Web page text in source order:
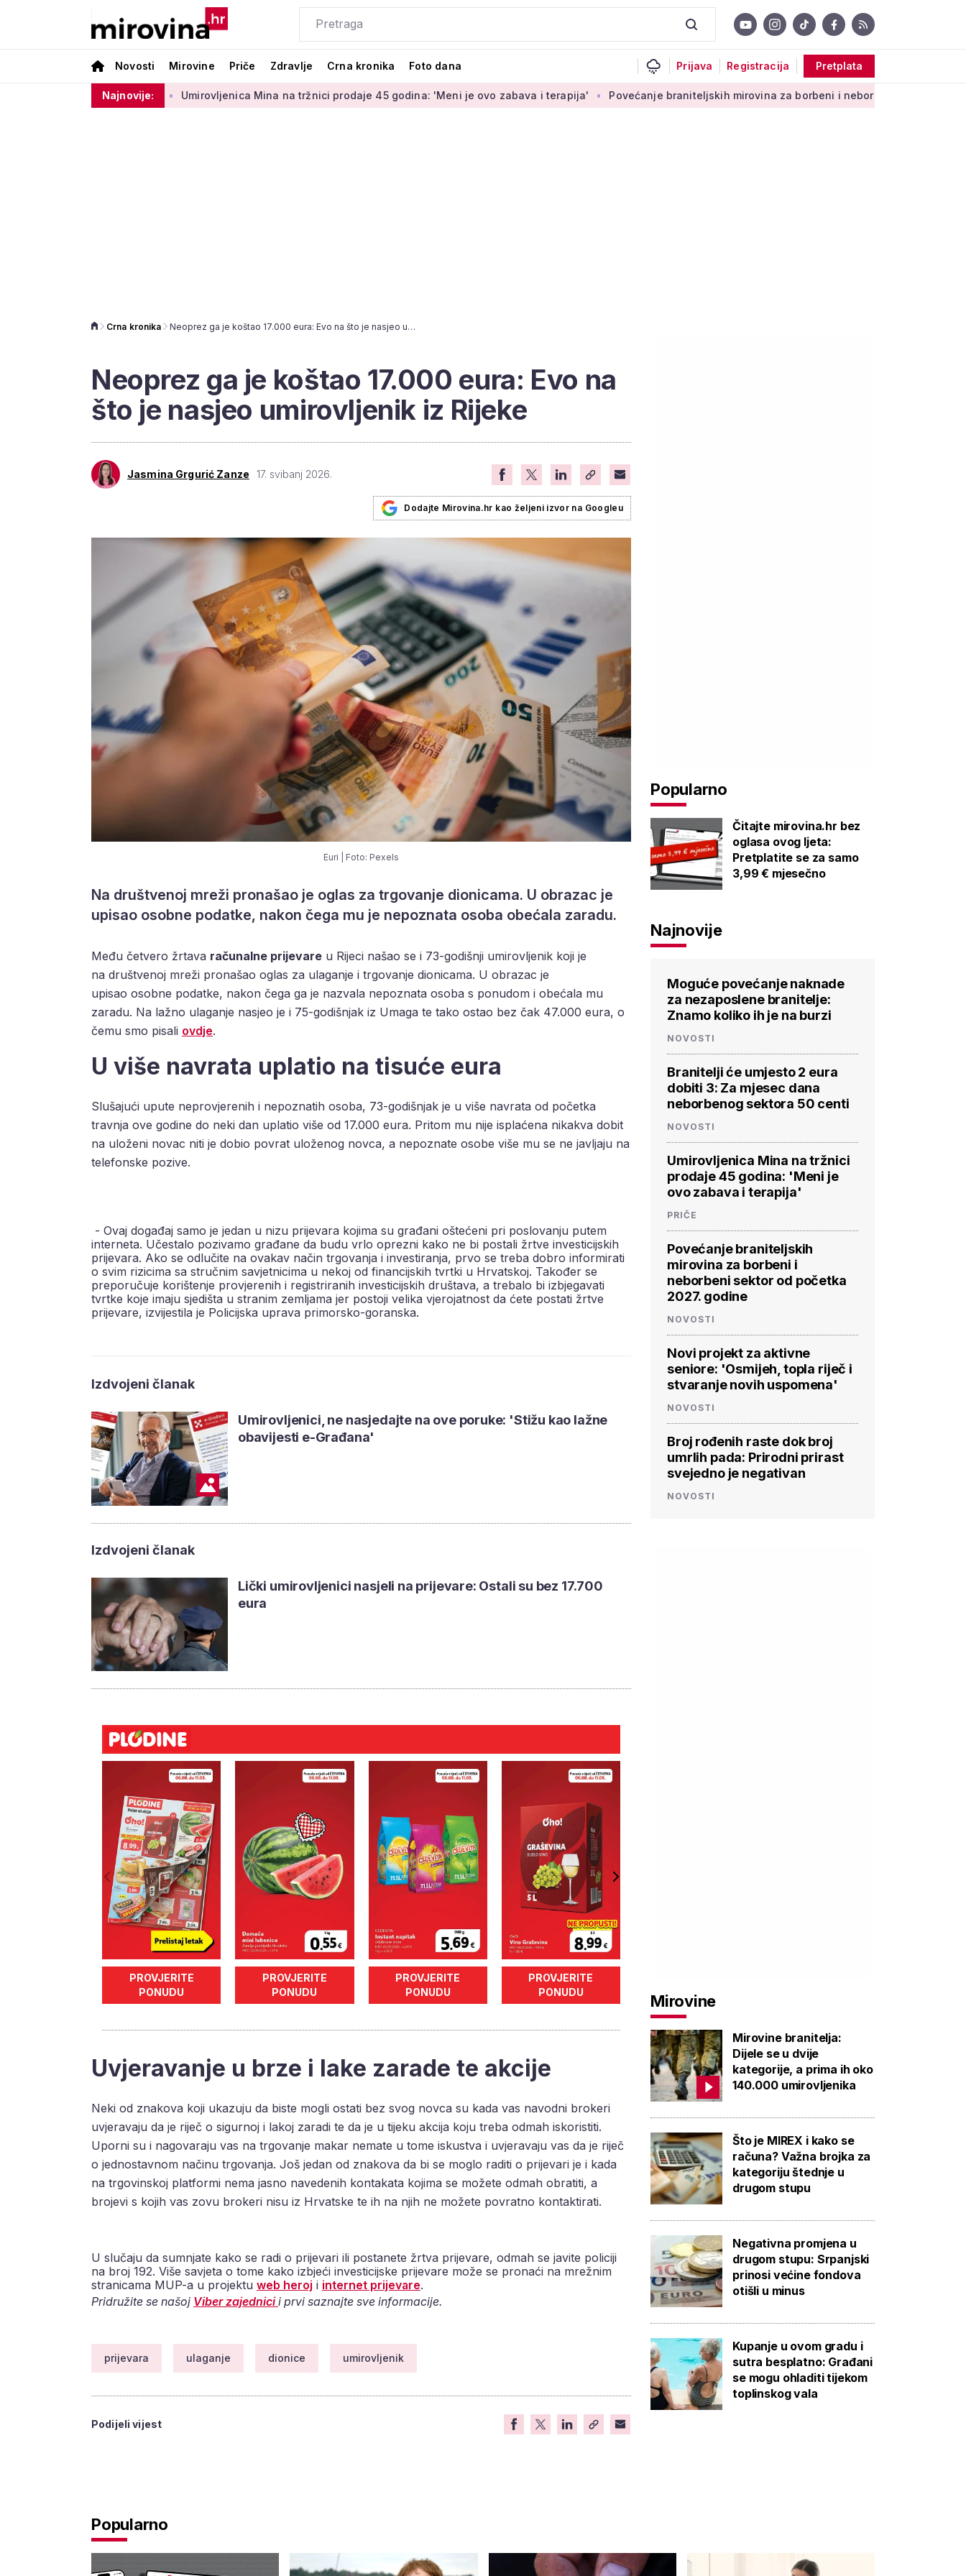
Novosti Mirovine Priče Zdravlje Crna kronika Foto dana Prijava Registracija Pretplata
Najnovije:
Umirovljenica Mina na tržnici prodaje 45 godina: 'Meni je ovo zabava i terapija' Povećanje braniteljskih mirovina za borbeni i neborbeni sektor od početka 2027.
Crna kronika Neoprez ga je koštao 17.000 eura: Evo na što je nasjeo umirovljenik iz Rijeke
Neoprez ga je koštao 17.000 eura: Evo na
što je nasjeo umirovljenik iz Rijeke
Jasmina Grgurić Zanze 17. svibanj 2026.
Dodajte Mirovina.hr kao željeni izvor na Googleu
Euri | Foto: Pexels
Na društvenoj mreži pronašao je oglas za trgovanje dionicama. U obrazac je
upisao osobne podatke, nakon čega mu je nepoznata osoba obećala zaradu.
Među četvero žrtava računalne prijevare u Rijeci našao se i 73-godišnji umirovljenik koji je
na društvenoj mreži pronašao oglas za ulaganje i trgovanje dionicama. U obrazac je
upisao osobne podatke, nakon čega ga je nazvala nepoznata osoba s ponudom i obećala mu
zaradu. Na lažno ulaganje nasjeo je i 75-godišnjak iz Umaga te tako ostao bez čak 47.000 eura, o
čemu smo pisali ovdje.
U više navrata uplatio na tisuće eura
Slušajući upute neprovjerenih i nepoznatih osoba, 73-godišnjak je u više navrata od početka
travnja ove godine do neki dan uplatio više od 17.000 eura. Pritom mu nije isplaćena nikakva dobit
na uloženi novac niti je dobio povrat uloženog novca, a nepoznate osobe više mu se ne javljaju na
telefonske pozive.
- Ovaj događaj samo je jedan u nizu prijevara kojima su građani oštećeni pri poslovanju putem
interneta. Učestalo pozivamo građane da budu vrlo oprezni kako ne bi postali žrtve investicijskih
prijevara. Ako se odlučite na ovakav način trgovanja i investiranja, prvo se treba dobro informirati
o svim rizicima sa stručnim savjetnicima u nekoj od financijskih tvrtki u Hrvatskoj. Također se
preporučuje korištenje provjerenih i registriranih investicijskih društava, a trebalo bi izbjegavati
tvrtke koje imaju sjedišta u stranim zemljama jer postoji velika vjerojatnost da ćete postati žrtve
prijevare, izvijestila je Policijska uprava primorsko-goranska.
Izdvojeni članak
Umirovljenici, ne nasjedajte na ove poruke: 'Stižu kao lažne
obavijesti e-Građana'
Izdvojeni članak
Lički umirovljenici nasjeli na prijevare: Ostali su bez 17.700
eura
PROVJERITE
PONUDU
PROVJERITE
PONUDU
PROVJERITE
PONUDU
PROVJERITE
PONUDU
PONUDU
Uvjeravanje u brze i lake zarade te akcije
Neki od znakova koji ukazuju da biste mogli ostati bez svog novca su kada vas navodni brokeri
uvjeravaju da je riječ o sigurnoj i lakoj zaradi te da je u tijeku akcija koju treba odmah iskoristiti.
Uporni su i nagovaraju vas na trgovanje makar nemate u tome iskustva i uvjeravaju vas da je riječ
o jednostavnom načinu trgovanja. Još jedan od znakova da bi se moglo raditi o prijevari je i kada
na trgovinskoj platformi nema jasno navedenih kontakata kojima se možete odmah obratiti, a
brojevi s kojih vas zovu brokeri nisu iz Hrvatske te ih na njih ne možete povratno kontaktirati.
U slučaju da sumnjate kako se radi o prijevari ili postanete žrtva prijevare, odmah se javite policiji
na broj 192. Više savjeta o tome kako izbjeći investicijske prijevare može se pronaći na mrežnim
stranicama MUP-a u projektu web heroj i internet prijevare.
Pridružite se našoj Viber zajednicii prvi saznajte sve informacije.
prijevara ulaganje dionice umirovljenik
Podijeli vijest
Popularno
Čitajte mirovina.hr bez
oglasa ovog ljeta:
Pretplatite se za samo
3,99 € mjesečno
Najnovije
Moguće povećanje naknade
za nezaposlene branitelje:
Znamo koliko ih je na burzi
NOVOSTI
Branitelji će umjesto 2 eura
dobiti 3: Za mjesec dana
neborbenog sektora 50 centi
NOVOSTI
Umirovljenica Mina na tržnici
prodaje 45 godina: 'Meni je
ovo zabava i terapija'
PRIČE
Povećanje braniteljskih
mirovina za borbeni i
neborbeni sektor od početka
2027. godine
NOVOSTI
Novi projekt za aktivne
seniore: 'Osmijeh, topla riječ i
stvaranje novih uspomena'
NOVOSTI
Broj rođenih raste dok broj
umrlih pada: Prirodni prirast
svejedno je negativan
NOVOSTI
Mirovine
Mirovine branitelja:
Dijele se u dvije
kategorije, a prima ih oko
140.000 umirovljenika
Što je MIREX i kako se
računa? Važna brojka za
kategoriju štednje u
drugom stupu
Negativna promjena u
drugom stupu: Srpanjski
prinosi većine fondova
otišli u minus
Kupanje u ovom gradu i
sutra besplatno: Građani
se mogu ohladiti tijekom
toplinskog vala
Popularno